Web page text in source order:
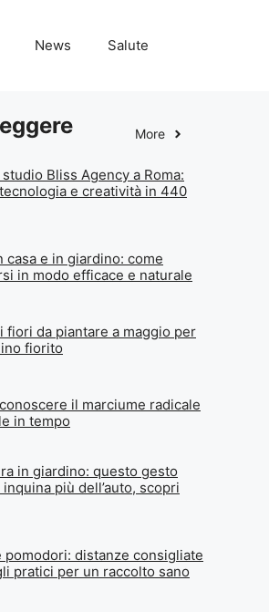
News Salute
More
Bliss Agency a Roma:
e creatività in 440
casa e in giardino: come
in modo efficace e naturale
fiori da piantare a maggio per
fiorito
il marciume radicale
in tempo
in giardino: questo gesto
più dell’auto, scopri
pomodori: distanze consigliate
pratici per un raccolto sano